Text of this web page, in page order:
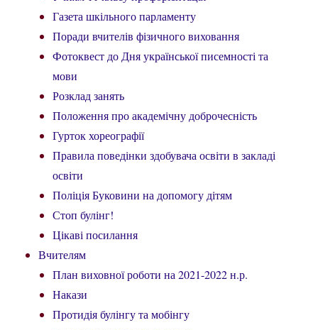
Газета шкільного парламенту
Поради вчителів фізичного виховання
Фотоквест до Дня української писемності та
мови
Розклад занять
Положення про академічну доброчесність
Гурток хореографії
Правила поведінки здобувача освіти в закладі
освіти
Поліція Буковини на допомогу дітям
Стоп булінг!
Цікаві посилання
Вчителям
План виховної роботи на 2021-2022 н.р.
Накази
Протидія булінгу та мобінгу